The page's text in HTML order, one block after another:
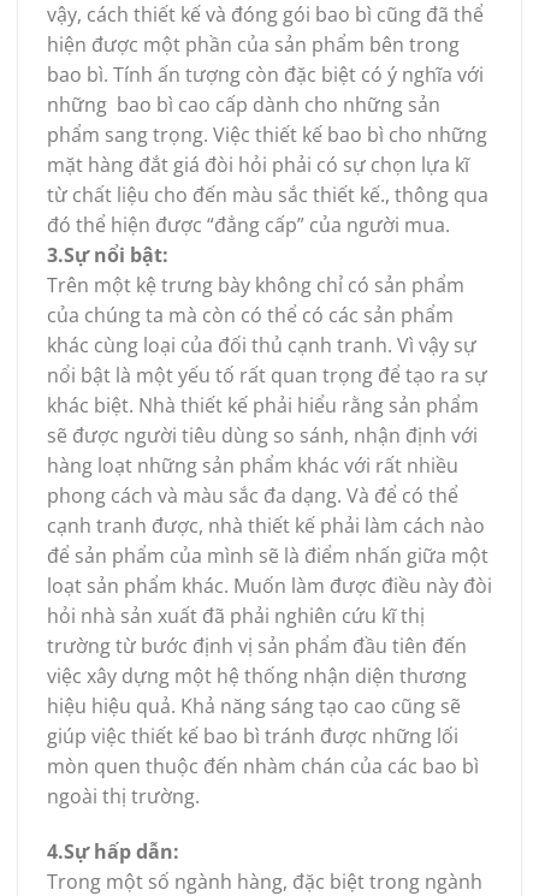
vậy, cách thiết kế và đóng gói bao bì cũng đã thể
hiện được một phần của sản phẩm bên trong
bao bì. Tính ấn tượng còn đặc biệt có ý nghĩa với
những bao bì cao cấp dành cho những sản
phẩm sang trọng. Việc thiết kế bao bì cho những
mặt hàng đắt giá đòi hỏi phải có sự chọn lựa kĩ
từ chất liệu cho đến màu sắc thiết kế., thông qua
đó thể hiện được “đẳng cấp” của người mua.
3.Sự nổi bật:
Trên một kệ trưng bày không chỉ có sản phẩm
của chúng ta mà còn có thể có các sản phẩm
khác cùng loại của đối thủ cạnh tranh. Vì vậy sự
nổi bật là một yếu tố rất quan trọng để tạo ra sự
khác biệt. Nhà thiết kế phải hiểu rằng sản phẩm
sẽ được người tiêu dùng so sánh, nhận định với
hàng loạt những sản phẩm khác với rất nhiều
phong cách và màu sắc đa dạng. Và để có thể
cạnh tranh được, nhà thiết kế phải làm cách nào
để sản phẩm của mình sẽ là điểm nhấn giữa một
loạt sản phẩm khác. Muốn làm được điều này đòi
hỏi nhà sản xuất đã phải nghiên cứu kĩ thị
trường từ bước định vị sản phẩm đầu tiên đến
việc xây dựng một hệ thống nhận diện thương
hiệu hiệu quả. Khả năng sáng tạo cao cũng sẽ
giúp việc thiết kế bao bì tránh được những lối
mòn quen thuộc đến nhàm chán của các bao bì
ngoài thị trường.
4.Sự hấp dẫn:
Trong một số ngành hàng, đặc biệt trong ngành